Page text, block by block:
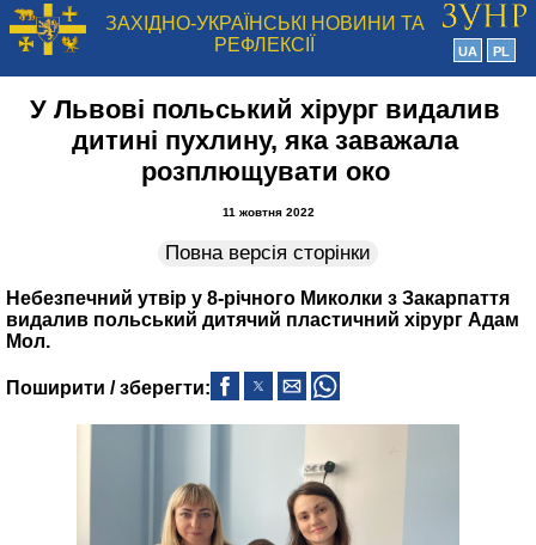
ЗАХІДНО-УКРАЇНСЬКІ НОВИНИ ТА
РЕФЛЕКСІЇ
UA PL
У Львові польський хірург видалив
дитині пухлину, яка заважала
розплющувати око
11 жовтня 2022
Повна версія сторінки
Небезпечний утвір у 8-річного Миколки з Закарпаття
видалив польський дитячий пластичний хірург Адам
Мол.
Поширити / зберегти: